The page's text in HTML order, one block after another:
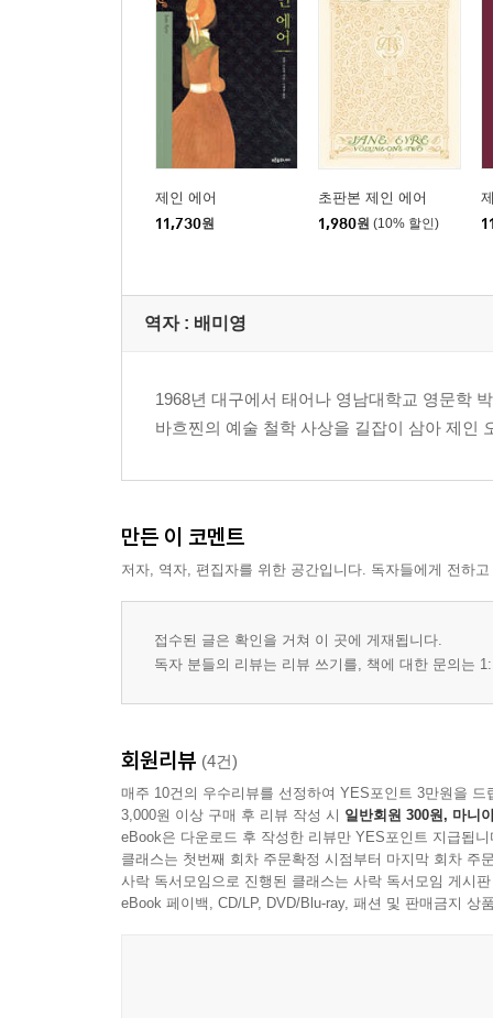
제인 에어
11,730원
초판본 제인 에어
1,980원 (10% 할인)
역자 : 배미영
1968년 대구에서 태어나 영남대학교 영문학
바흐찐의 예술 철학 사상을 길잡이 삼아 제인
만든 이 코멘트
저자, 역자, 편집자를 위한 공간입니다. 독자들에게 전하
접수된 글은 확인을 거쳐 이 곳에 게재됩니다.
독자 분들의 리뷰는 리뷰 쓰기를, 책에 대한 문의는
회원리뷰 (4건)
매주 10건의 우수리뷰를 선정하여 YES포인트 3만원을 드
3,000원 이상 구매 후 리뷰 작성 시 일반회원 300원, 마니
eBook은 다운로드 후 작성한 리뷰만 YES포인트 지급됩니
클래스는 첫번째 회차 주문확정 시점부터 마지막 회차 주
사락 독서모임으로 진행된 클래스는 사락 독서모임 게시
eBook 페이백, CD/LP, DVD/Blu-ray, 패션 및 판매금지 상